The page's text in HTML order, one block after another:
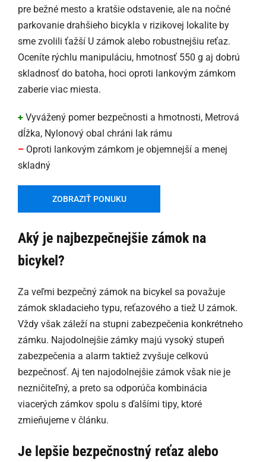
pre bežné mesto a kratšie odstavenie, ale na nočné
parkovanie drahšieho bicykla v rizikovej lokalite by
sme zvolili ťažší U zámok alebo robustnejšiu reťaz.
Oceníte rýchlu manipuláciu, hmotnosť 550 g aj dobrú
skladnosť do batoha, hoci oproti lankovým zámkom
zaberie viac miesta.
+ Vyvážený pomer bezpečnosti a hmotnosti, Metrová
dĺžka, Nylonový obal chráni lak rámu
– Oproti lankovým zámkom je objemnejší a menej
skladný
ZOBRAZIŤ PONUKU
Aký je najbezpečnejšie zámok na
bicykel?
Za veľmi bezpečný zámok na bicykel sa považuje
zámok skladacieho typu, reťazového a tiež U zámok.
Vždy však záleží na stupni zabezpečenia konkrétneho
zámku. Najodolnejšie zámky majú vysoký stupeň
zabezpečenia a alarm taktiež zvyšuje celkovú
bezpečnosť. Aj ten najodolnejšie zámok však nie je
nezničiteľný, a preto sa odporúča kombinácia
viacerých zámkov spolu s ďalšími tipy, ktoré
zmieňujeme v článku.
Je lepšie bezpečnostný reťaz alebo